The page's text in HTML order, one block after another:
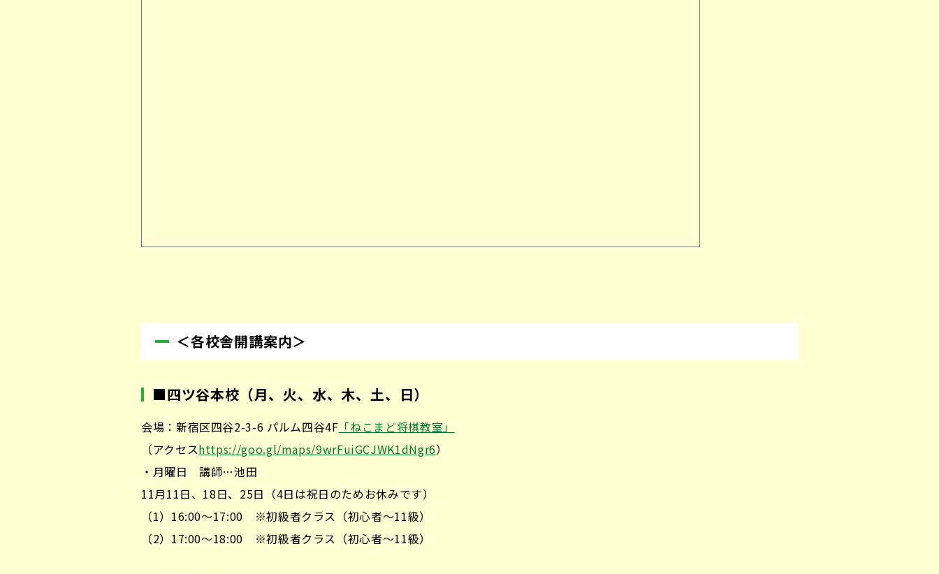
＜各校舎開講案内＞
■四ツ谷本校（月、火、水、木、土、日）
会場：新宿区四谷2-3-6 パルム四谷4F 「ねこまど将棋教室」
（アクセスhttps://goo.gl/maps/9wrFuiGCJWK1dNgr6）
・月曜日 講師…池田
11月11日、18日、25日（4日は祝日のためお休みです）
（1）16:00～17:00 ※初級者クラス（初心者～11級）
（2）17:00～18:00 ※初級者クラス（初心者～11級）